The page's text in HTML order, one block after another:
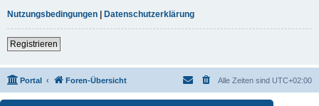
Nutzungsbedingungen | Datenschutzerklärung
Registrieren
Portal Foren-Übersicht Alle Zeiten sind UTC+02:00